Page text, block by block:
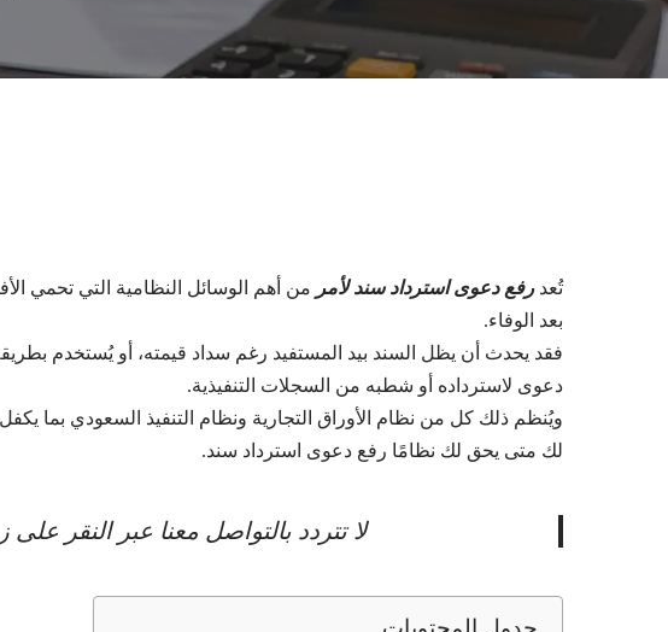
تُعدرفع دعوى استرداد سند لأمر من أهم الوسائل النظامية التي تحمي
بعد الوفاء.
فقد يحدث أن يظل السند بيد المستفيد رغم سداد قيمته، أو يُستخدم
دعوى لاسترداده أو شطبه من السجلات التنفيذية.
ويُنظم ذلك كل من نظام الأوراق التجارية ونظام التنفيذ السعودي بما
لك متى يحق لك نظامًا رفع دعوى استرداد سند.
لا تتردد بالتواصل معنا عبر النقر